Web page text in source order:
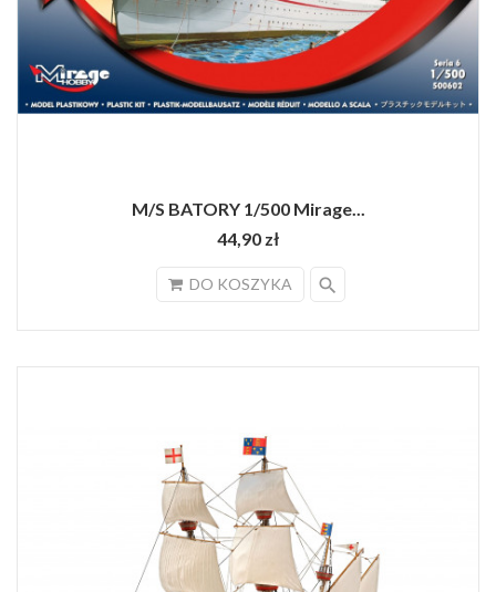
M/S BATORY 1/500 Mirage...
44,90 zł
DO KOSZYKA search